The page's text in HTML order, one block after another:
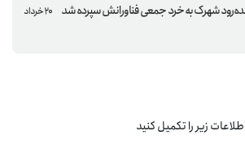
شهرک به خرد جمعی فناورانش سپرده شد
۲۰ خرداد
زیر را تکمیل کنید